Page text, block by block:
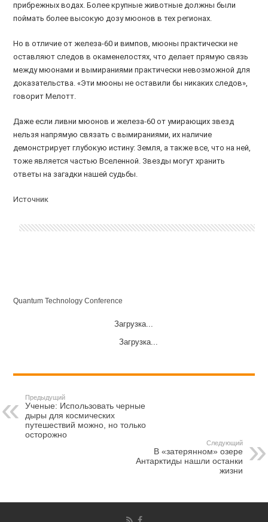
прибрежных водах. Более крупные животные должны были
поймать более высокую дозу мюонов в тех регионах.
Но в отличие от железа-60 и вимпов, мюоны практически не
оставляют следов в окаменелостях, что делает прямую связь
между мюонами и вымираниями практически невозможной для
доказательства. «Эти мюоны не оставили бы никаких следов»,
говорит Мелотт.
Даже если ливни мюонов и железа-60 от умирающих звезд
нельзя напрямую связать с вымираниями, их наличие
демонстрирует глубокую истину: Земля, а также все, что на ней,
тоже является частью Вселенной. Звезды могут хранить
ответы на загадки нашей судьбы.
Источник
Quantum Technology Conference
Загрузка...
Загрузка...
Предыдущий
Ученые: Использовать черные
дыры для космических
путешествий можно, но только
осторожно
Следующий
В «затерянном» озере
Антарктиды нашли останки
жизни